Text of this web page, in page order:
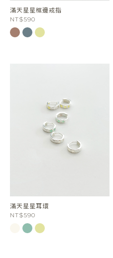
滿天星星框邊戒指
NT$590
滿天星星耳環
NT$590